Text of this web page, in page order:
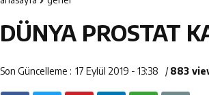
11:36 Kemah
11:35 Mercan’da
DÜNYA PROSTAT
Son Güncelleme : 17 Eylül 2019 - 13:38 /883